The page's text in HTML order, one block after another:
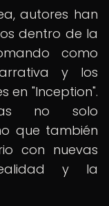
autores han
dentro de la
como
y los
en "Inception".
no solo
que también
con nuevas
y la